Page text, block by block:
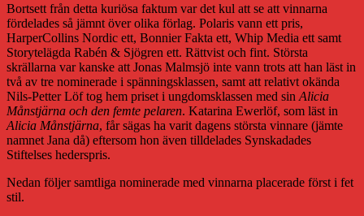
Bortsett från detta kuriösa faktum var det kul att se att vinnarna
fördelades så jämnt över olika förlag. Polaris vann ett pris,
HarperCollins Nordic ett, Bonnier Fakta ett, Whip Media ett samt
Storytelägda Rabén & Sjögren ett. Rättvist och fint. Största
skrällarna var kanske att Jonas Malmsjö inte vann trots att han läst in
två av tre nominerade i spänningsklassen, samt att relativt okända
Nils-Petter Löf tog hem priset i ungdomsklassen med sin Alicia
Månstjärna och den femte pelaren. Katarina Ewerlöf, som läst in
Alicia Månstjärna, får sägas ha varit dagens största vinnare (jämte
namnet Jana då) eftersom hon även tilldelades Synskadades
Stiftelses hederspris.
Nedan följer samtliga nominerade med vinnarna placerade först i fet
stil.